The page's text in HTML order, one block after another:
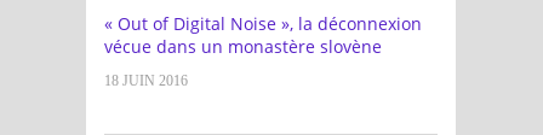
« Out of Digital Noise », la déconnexion
vécue dans un monastère slovène
18 JUIN 2016